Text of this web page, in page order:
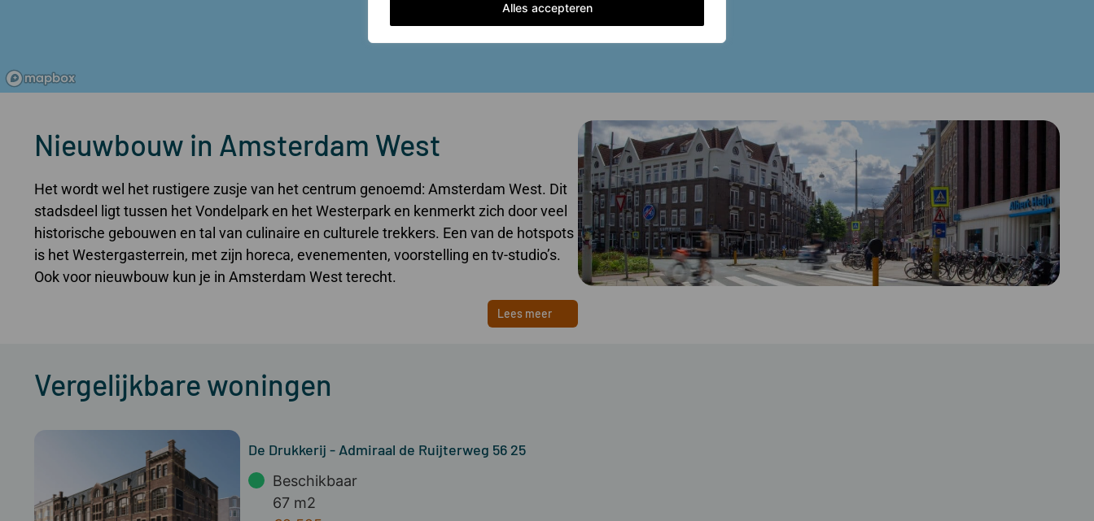
Alles accepteren
Nieuwbouw in Amsterdam West
Het wordt wel het rustigere zusje van het centrum genoemd: Amsterdam West. Dit
stadsdeel ligt tussen het Vondelpark en het Westerpark en kenmerkt zich door veel
historische gebouwen en tal van culinaire en culturele trekkers. Een van de hotspots
is het Westergasterrein, met zijn horeca, evenementen, voorstelling en tv-studio’s.
Ook voor nieuwbouw kun je in Amsterdam West terecht.
Lees meer
Vergelijkbare woningen
De Drukkerij - Admiraal de Ruijterweg 56 25
Beschikbaar
67 m2